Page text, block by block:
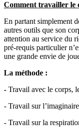
Comment travailler le
En partant simplement
autres outils que son
attention au service du
pré-requis particulier
une grande envie de
La méthode :
- Travail avec le corps,
- Travail sur
- Travail sur la